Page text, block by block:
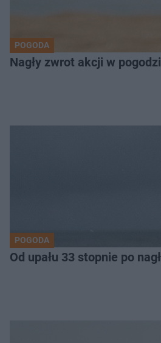
POGODA
Nagły zwrot akcji w
POGODA
Od upału 33 stopnie po